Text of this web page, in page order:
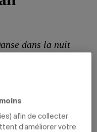
dans la nuit
afin de collecter
d’améliorer votre